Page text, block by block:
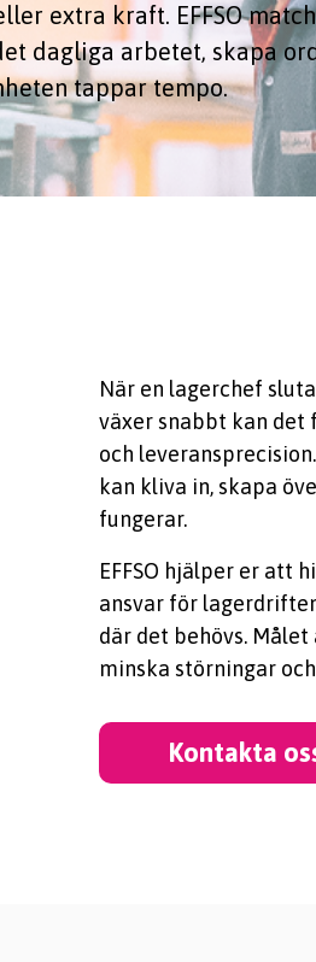
extra kraft. EFFSO
dagliga arbetet, skapa
tappar tempo.
När en lagerchef
växer snabbt kan det
och
kan kliva in, skapa
fungerar.
EFFSO hjälper er att
ansvar för
där det behövs.
minska störningar
Kontakta